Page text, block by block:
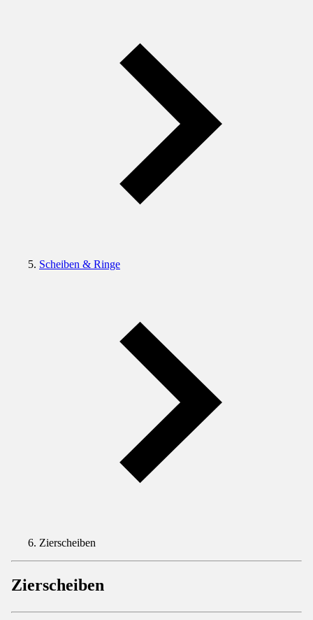
Scheiben & Ringe
Zierscheiben
Zierscheiben